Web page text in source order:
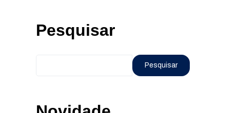
Pesquisar
Pesquisar